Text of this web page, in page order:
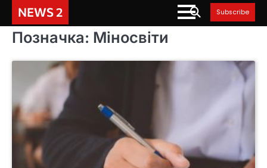
content
NEWS 2 Subscribe
Позначка: Міносвіти